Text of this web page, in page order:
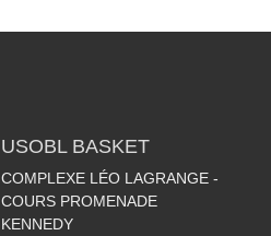
USOBL BASKET
COMPLEXE LÉO LAGRANGE -
COURS PROMENADE
KENNEDY